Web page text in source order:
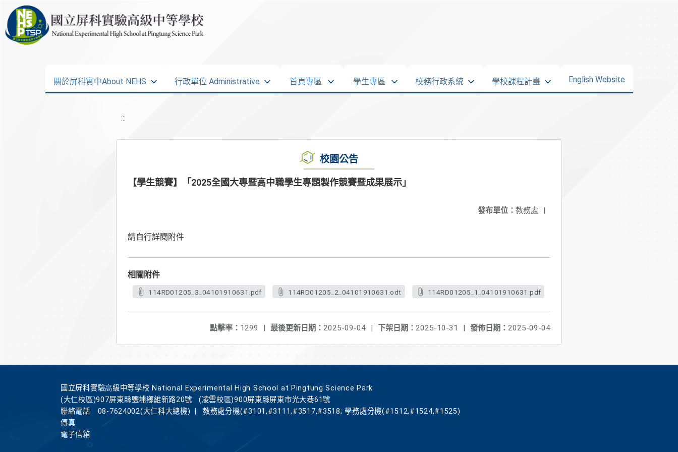
關於屏科實中About NEHS 行政單位 Administrative 首頁專區 學生專區 校務行政系統 學校課程計畫 English Website
:::
校園公告
【學生競賽】「2025全國大專暨高中職學生專題製作競賽暨成果展示」
發布單位： 教務處 |
請自行詳閱附件
相關附件
114RD01205_3_04101910631.pdf 114RD01205_2_04101910631.odt 114RD01205_1_04101910631.pdf
發佈日期： 2025-09-04
下架日期： 2025-10-31 |
最後更新日期： 2025-09-04 |
點擊率： 1299 |
國立屏科實驗高級中等學校 National Experimental High School at Pingtung Science Park
(大仁校區)907屏東縣鹽埔鄉維新路20號
(凌雲校區)900屏東縣屏東市光大巷61號
聯絡電話
08-7624002(大仁科大總機)
教務處分機(#3101,#3111,#3517,#3518; 學務處分機(#1512,#1524,#1525)
傳真
電子信箱